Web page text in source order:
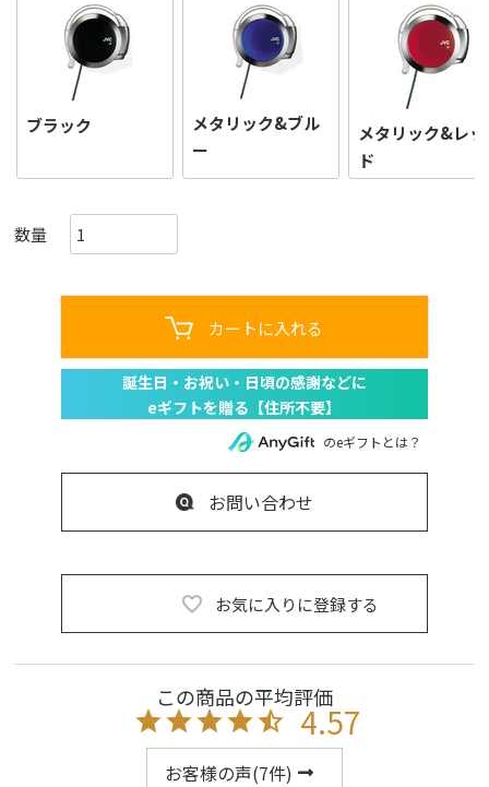
ブラック
メタリック&ブル
ー
メタリック&レッ
ド
お気に入りに登録する
カートに入れる
のeギフトとは？
お問い合わせ
4.57
お客様の声(7件)